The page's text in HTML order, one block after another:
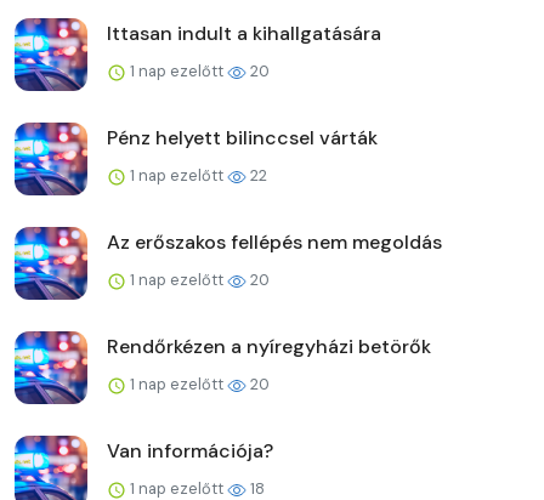
Ittasan indult a kihallgatására
1 nap ezelőtt 20
Pénz helyett bilinccsel várták
1 nap ezelőtt 22
Az erőszakos fellépés nem megoldás
1 nap ezelőtt 20
Rendőrkézen a nyíregyházi betörők
1 nap ezelőtt 20
Van információja?
1 nap ezelőtt 18